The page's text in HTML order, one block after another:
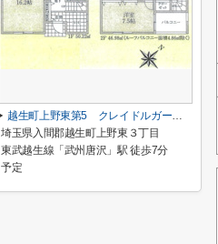
越生町上野東第5 クレイドルガーデン 新築戸建 全6棟 5号棟
埼玉県入間郡越生町上野東３丁目
東武越生線「武州唐沢」駅 徒歩7分
予定